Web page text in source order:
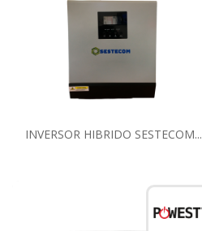
INVERSOR HIBRIDO SESTECOM...